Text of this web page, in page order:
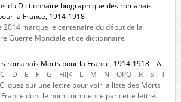
du Dictionnaire biographique des romanais
la France, 1914-1918
2014 marque le centenaire du début de la
Guerre Mondiale et ce dictionnaire
hommage aux romanais Morts pour la
La base de cette recherche historique est
sur les plaques commémoratives de
du Dauphiné et du lycée Triboulet, […]
romanais Morts pour la France, 1914-1918 – A
– D – E – F – G – HIJK – L – M – N – OPQ – R – S – T
sur une lettre pour voir la liste des Morts
dont le nom commence par cette lettre.